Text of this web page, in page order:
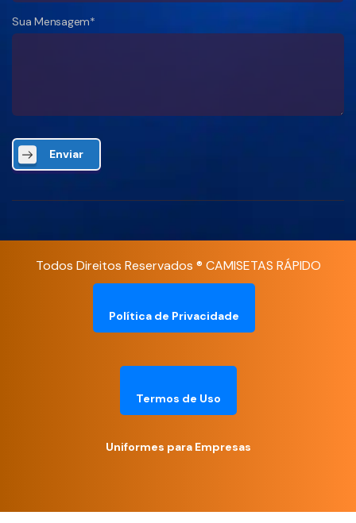
Sua Mensagem*
Enviar
Todos Direitos Reservados ® CAMISETAS RÁPIDO
Política de Privacidade
Termos de Uso
Uniformes para Empresas